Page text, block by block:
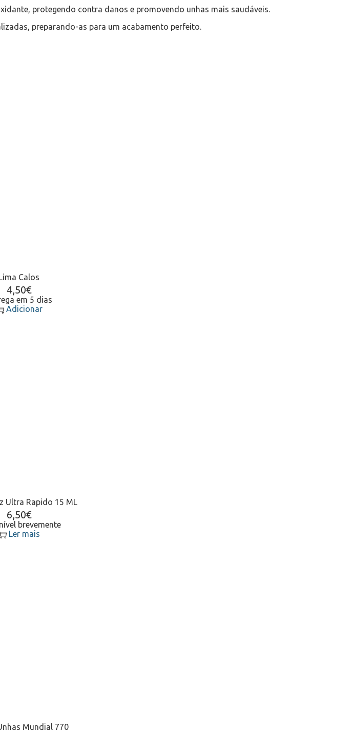
protegendo contra danos e promovendo unhas mais saudáveis.
preparando-as para um acabamento perfeito.
Lima Calos
4,50€
em 5 dias
Adicionar
Ultra Rapido 15 ML
6,50€
brevemente
Ler mais
Mundial 770